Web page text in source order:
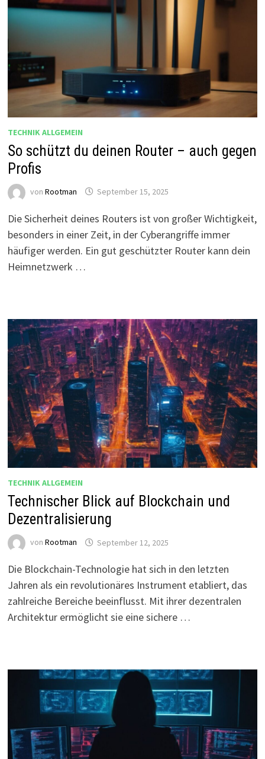
TECHNIK ALLGEMEIN
So schützt du deinen Router – auch gegen
Profis
von Rootman September 15, 2025
Die Sicherheit deines Routers ist von großer Wichtigkeit,
besonders in einer Zeit, in der Cyberangriffe immer
häufiger werden. Ein gut geschützter Router kann dein
Heimnetzwerk …
TECHNIK ALLGEMEIN
Technischer Blick auf Blockchain und
Dezentralisierung
von Rootman September 12, 2025
Die Blockchain-Technologie hat sich in den letzten
Jahren als ein revolutionäres Instrument etabliert, das
zahlreiche Bereiche beeinflusst. Mit ihrer dezentralen
Architektur ermöglicht sie eine sichere …